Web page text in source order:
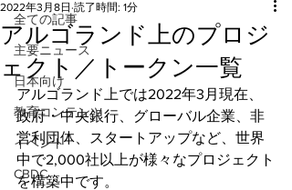
全ての記事
主要ニュース
日本向け
教育コンテンツ
イベント
CBDC
アルゴランド上のプロジ
ェクト／トークン一覧
2022年3月8日 読了時間: 1分
アルゴランド上では2022年3月現在、
政府・中央銀行、グローバル企業、非
営利団体、スタートアップなど、世界
中で2,000社以上が様々なプロジェクト
を構築中です。